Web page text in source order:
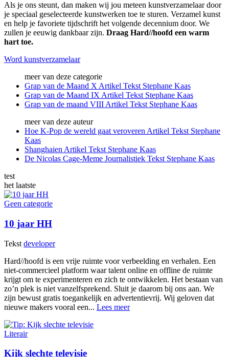
Als je ons steunt, dan maken wij jou meteen kunstverzamelaar door
je speciaal geselecteerde kunstwerken toe te sturen. Verzamel kunst
en help je favoriete tijdschrift het volgende decennium door. We
zullen je eeuwig dankbaar zijn. Draag Hard//hoofd een warm
hart toe.
Word kunstverzamelaar
meer van deze categorie
Grap van de Maand X Artikel Tekst Stephane Kaas
Grap van de Maand IX Artikel Tekst Stephane Kaas
Grap van de maand VIII Artikel Tekst Stephane Kaas
meer van deze auteur
Hoe K-Pop de wereld gaat veroveren Artikel Tekst Stephane
Kaas
Shanghaien Artikel Tekst Stephane Kaas
De Nicolas Cage-Meme Journalistiek Tekst Stephane Kaas
test
het laatste
Geen categorie
10 jaar HH
Tekst developer
Hard//hoofd is een vrije ruimte voor verbeelding en verhalen. Een
niet-commercieel platform waar talent online en offline de ruimte
krijgt om te experimenteren en zich te ontwikkelen. Het bestaan van
zo’n plek is niet vanzelfsprekend. Sluit je daarom bij ons aan. We
zijn bewust gratis toegankelijk en advertentievrij. Wij geloven dat
nieuwe makers vooral een... Lees meer
Literair
Kijk slechte televisie